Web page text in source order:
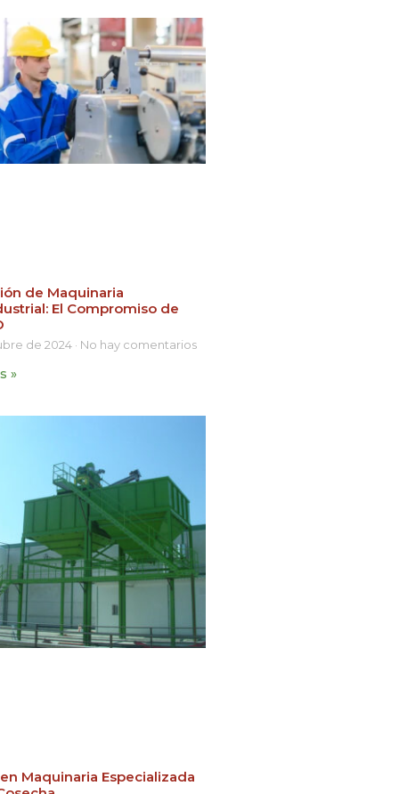
de Maquinaria
El Compromiso de
de 2024 No hay comentarios
»
Maquinaria Especializada